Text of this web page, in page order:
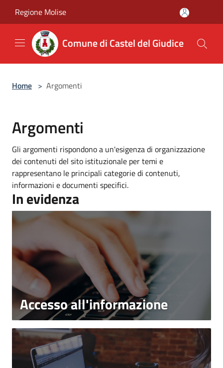
Regione Molise
Comune di Castel del Giudice
Home > Argomenti
Argomenti
Gli argomenti rispondono a un'esigenza di organizzazione
dei contenuti del sito istituzionale per temi e
rappresentano le principali categorie di contenuti,
informazioni e documenti specifici.
In evidenza
Accesso all'informazione